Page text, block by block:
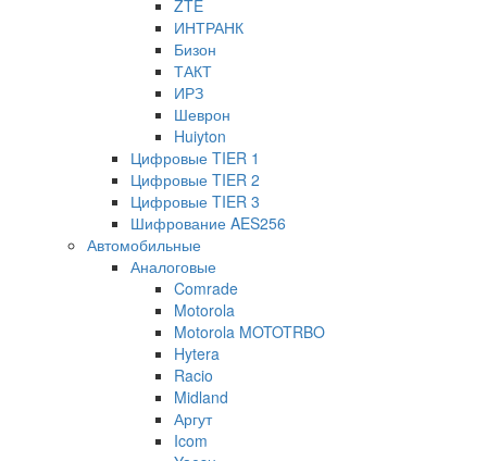
ZTE
ИНТРАНК
Бизон
ТАКТ
ИРЗ
Шеврон
Huiyton
Цифровые TIER 1
Цифровые TIER 2
Цифровые TIER 3
Шифрование AES256
Автомобильные
Аналоговые
Comrade
Motorola
Motorola MOTOTRBO
Hytera
Racio
Midland
Аргут
Icom